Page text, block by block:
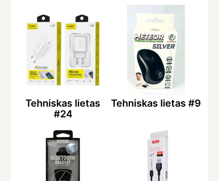
Tehniskas lietas
#24
Tehniskas lietas #9